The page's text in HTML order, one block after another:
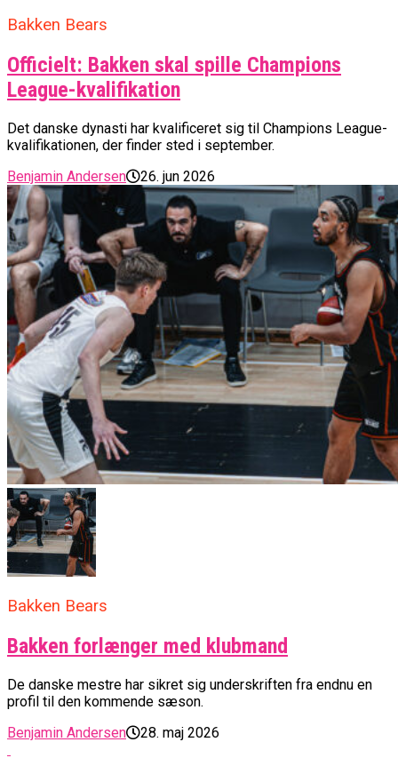
Bakken Bears
Officielt: Bakken skal spille Champions
League-kvalifikation
Det danske dynasti har kvalificeret sig til Champions League-
kvalifikationen, der finder sted i september.
Benjamin Andersen
26. jun 2026
Bakken Bears
Bakken forlænger med klubmand
De danske mestre har sikret sig underskriften fra endnu en
profil til den kommende sæson.
Benjamin Andersen
28. maj 2026